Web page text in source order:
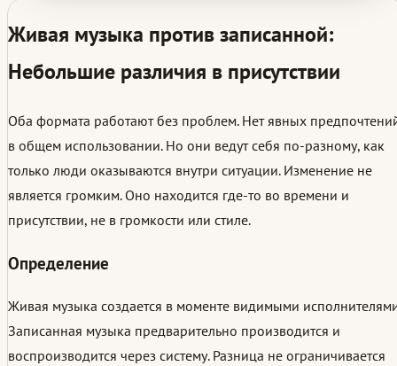
Живая музыка против записанной:
Небольшие различия в присутствии
Оба формата работают без проблем. Нет явных
в общем использовании. Но они ведут себя по-разному, как
только люди оказываются внутри ситуации. Изменение не
является громким. Оно находится где-то во времени и
присутствии, не в громкости или стиле.
Определение
Живая музыка создается в моменте видимыми
Записанная музыка предварительно производится и
воспроизводится через систему. Разница не ограничивается